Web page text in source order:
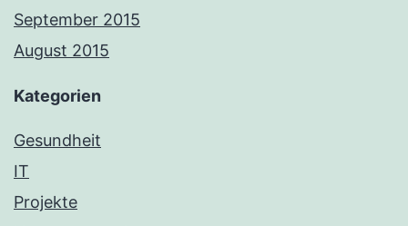
September 2015
August 2015
Kategorien
Gesundheit
IT
Projekte